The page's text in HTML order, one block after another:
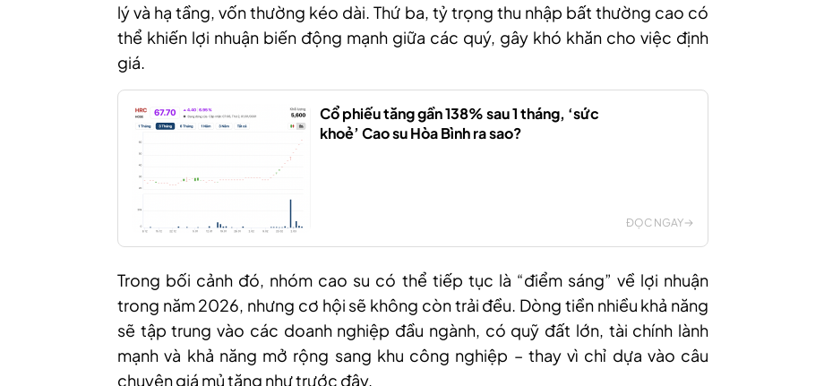
lý và hạ tầng, vốn thường kéo dài. Thứ ba, tỷ trọng thu nhập bất thường cao có
thể khiến lợi nhuận biến động mạnh giữa các quý, gây khó khăn cho việc định
giá.
Cổ phiếu tăng gần 138% sau 1 tháng, ‘sức
khoẻ’ Cao su Hòa Bình ra sao?
ĐỌC NGAY
Trong bối cảnh đó, nhóm cao su có thể tiếp tục là “điểm sáng” về lợi nhuận
trong năm 2026, nhưng cơ hội sẽ không còn trải đều. Dòng tiền nhiều khả năng
sẽ tập trung vào các doanh nghiệp đầu ngành, có quỹ đất lớn, tài chính lành
mạnh và khả năng mở rộng sang khu công nghiệp – thay vì chỉ dựa vào câu
chuyện giá mủ tăng như trước đây.